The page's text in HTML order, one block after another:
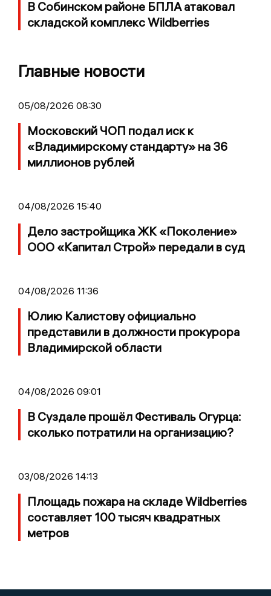
В Собинском районе БПЛА атаковал
складской комплекс Wildberries
Главные новости
05/08/2026 08:30
Московский ЧОП подал иск к
«Владимирскому стандарту» на 36
миллионов рублей
04/08/2026 15:40
Дело застройщика ЖК «Поколение»
ООО «Капитал Строй» передали в суд
04/08/2026 11:36
Юлию Калистову официально
представили в должности прокурора
Владимирской области
04/08/2026 09:01
В Суздале прошёл Фестиваль Огурца:
сколько потратили на организацию?
03/08/2026 14:13
Площадь пожара на складе Wildberries
составляет 100 тысяч квадратных
метров